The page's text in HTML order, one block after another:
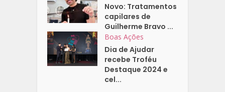
Novo: Tratamentos
capilares de
Guilherme Bravo ...
Boas Ações
Dia de Ajudar
recebe Troféu
Destaque 2024 e
cel...